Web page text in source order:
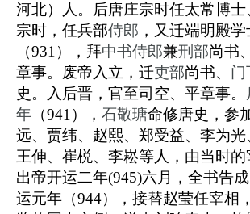
河北）人。 后唐庄宗时任太常博士
宗时，任兵部侍郎 ，又迁端明殿
（931），拜中书侍郎兼刑部尚书
章事。废帝入立，迁吏部尚书、 门
史。入 后晋 ，官至司空、平章事。
年 （941）， 石敬瑭命修唐史，参
远、贾纬、赵熙、郑受益、李为光
王伸、崔棁、李崧等人，由当时的
出帝开运二年(945)六月，全书告
运元年（944），接替赵莹任宰相